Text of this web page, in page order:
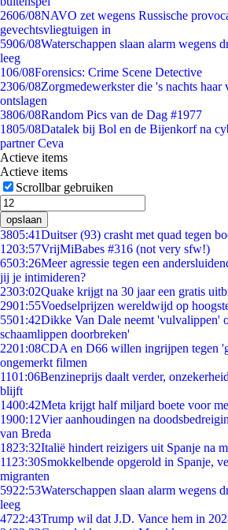
2606/08NAVO zet wegens Russische
gevechtsvliegtuigen in
5906/08Waterschappen slaan alarm wegens
leeg
106/08Forensics: Crime Scene Detective
2306/08Zorgmedewerkster die 's nachts haar
ontslagen
3806/08Random Pics van de Dag #1977
1805/08Datalek bij Bol en de Bijenkorf na
partner Ceva
Actieve items
Actieve items
Scrollbar gebruiken
opslaan
3805:41Duitser (93) crasht met quad tegen
1203:57VrijMiBabes #316 (not very sfw!)
6503:26Meer agressie tegen een
jij je intimideren?
2303:02Quake krijgt na 30 jaar een gratis
2901:55Voedselprijzen wereldwijd op
5501:42Dikke Van Dale neemt 'vulvalippen'
schaamlippen doorbreken'
2201:08CDA en D66 willen ingrijpen tegen
ongemerkt filmen
1101:06Benzineprijs daalt verder,
blijft
1400:42Meta krijgt half miljard boete voor
1900:12Vier aanhoudingen na
van Breda
1823:32Italië hindert reizigers uit Spanje na
11 23:30Smokkelbende opgerold in Spanje,
migranten
5922:53Waterschappen slaan alarm wegens
leeg
4722:43Trump wil dat J.D. Vance hem in